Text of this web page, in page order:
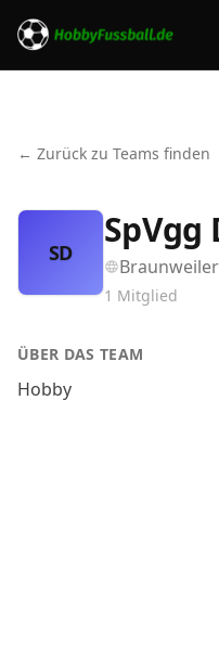
← Zurück zu Teams finden
SD
SpVgg
Braunweiler
1 Mitglied
ÜBER DAS TEAM
Hobby